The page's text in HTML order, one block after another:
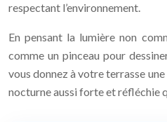
respectant l’environnement.
En pensant la lumière non
comme un pinceau pour
vous donnez à votre terrasse
nocturne aussi forte et réfléchie